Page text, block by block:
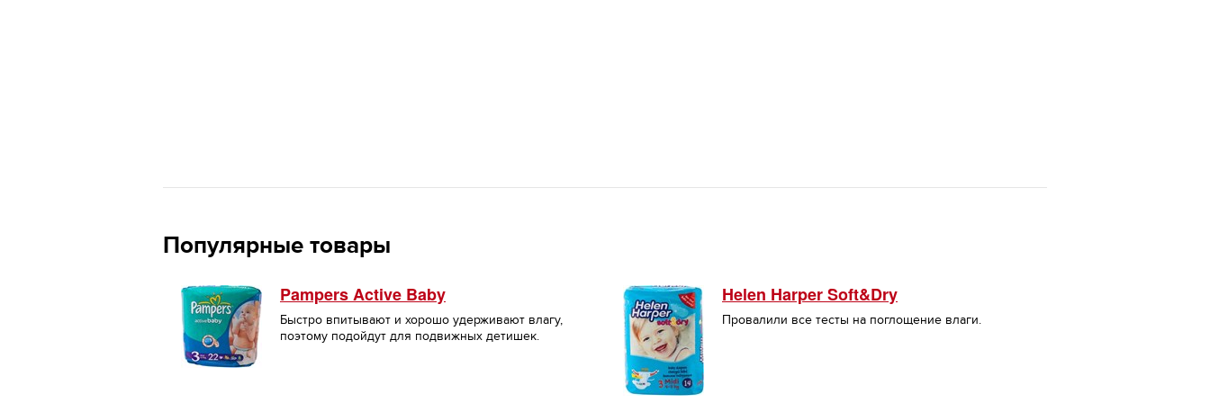
Популярные товары
Pampers Active Baby
Быстро впитывают и хорошо удерживают влагу,
поэтому подойдут для подвижных детишек.
Helen Harper Soft&Dry
Провалили все тесты на поглощение влаги.